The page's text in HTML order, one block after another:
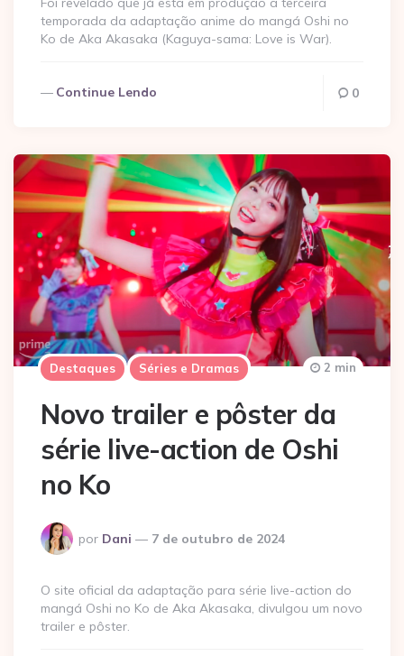
temporada da adaptação anime do mangá Oshi no
Ko de Aka Akasaka (Kaguya-sama: Love is War).
Continue Lendo 0
Destaques Séries e Dramas
Novo trailer e pôster da
série live-action de Oshi
no Ko
Postado
por
por Dani 7 de outubro de 2024
2 min
O site oficial da adaptação para série live-action do
mangá Oshi no Ko de Aka Akasaka, divulgou um novo
trailer e pôster.